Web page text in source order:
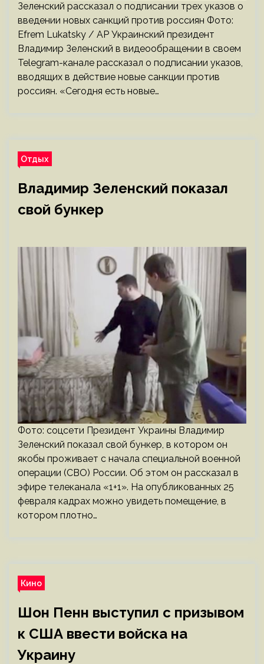
Зеленский рассказал о подписании трех указов о
введении новых санкций против россиян Фото:
Efrem Lukatsky / AP Украинский президент
Владимир Зеленский в видеообращении в своем
Telegram-канале рассказал о подписании указов,
вводящих в действие новые санкции против
россиян. «Сегодня есть новые…
Отдых
Владимир Зеленский показал
свой бункер
Фото: соцсети Президент Украины Владимир
Зеленский показал свой бункер, в котором он
якобы проживает с начала специальной военной
операции (СВО) России. Об этом он рассказал в
эфире телеканала «1+1». На опубликованных 25
февраля кадрах можно увидеть помещение, в
котором плотно…
Кино
Шон Пенн выступил с призывом
к США ввести войска на
Украину